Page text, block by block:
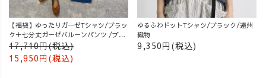
【福袋】ゆったりガーゼTシャツ/ブラッ
ク＋七分丈ガーゼバルーンパンツ /ブル
ー
17,710円(税込)
15,950円(税込)
ゆるふわドットTシャツ/ブラック/遠州
織物
9,350円(税込)